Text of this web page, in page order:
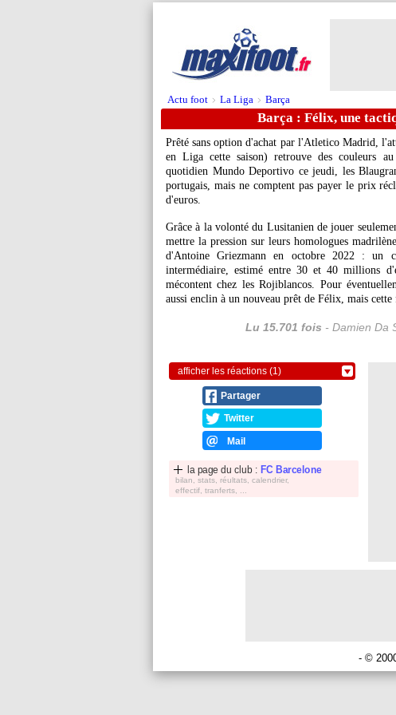
Actu foot > La Liga > Barça
Barça : Félix, une
Prêté sans option d'achat par l'Atletico Madrid,
en Liga cette saison) retrouve des couleurs
quotidien Mundo Deportivo ce jeudi, les
portugais, mais ne comptent pas payer le prix
d'euros.
Grâce à la volonté du Lusitanien de jouer
mettre la pression sur leurs homologues
d'Antoine Griezmann en octobre 2022 : un
intermédiaire, estimé entre 30 et 40 millions
mécontent chez les Rojiblancos. Pour
aussi enclin à un nouveau prêt de Félix, mais
Lu 15.701 fois - Damien Da
afficher les réactions (1)
Partager
Twitter
Mail
la page du club : FC Barcelone
bilan, stats, réultats, calendrier,
effectif, tranferts, ...
- ©